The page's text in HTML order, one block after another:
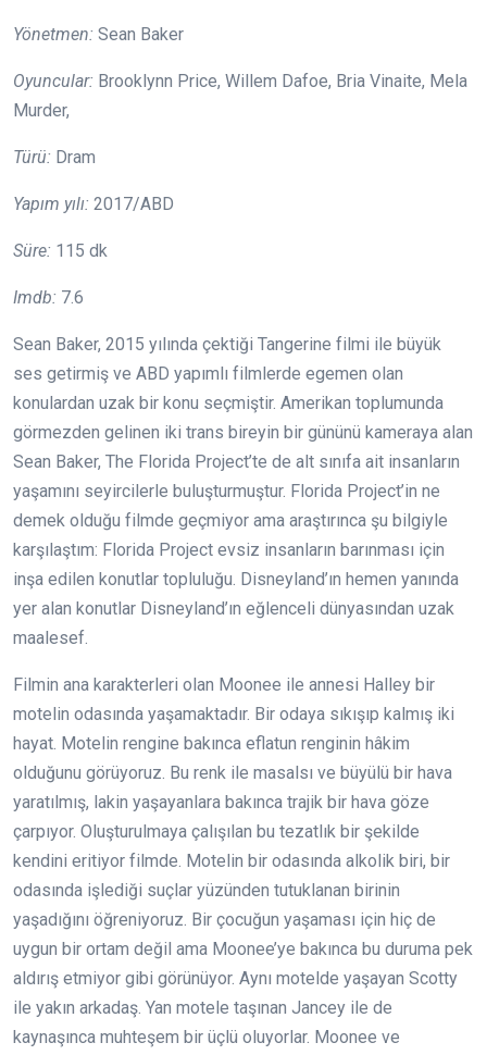
Yönetmen: Sean Baker
Oyuncular: Brooklynn Price, Willem Dafoe, Bria Vinaite, Mela
Murder,
Türü: Dram
Yapım yılı: 2017/ABD
Süre: 115 dk
Imdb: 7.6
Sean Baker, 2015 yılında çektiği Tangerine filmi ile büyük
ses getirmiş ve ABD yapımlı filmlerde egemen olan
konulardan uzak bir konu seçmiştir. Amerikan toplumunda
görmezden gelinen iki trans bireyin bir gününü kameraya alan
Sean Baker, The Florida Project’te de alt sınıfa ait insanların
yaşamını seyircilerle buluşturmuştur. Florida Project’in ne
demek olduğu filmde geçmiyor ama araştırınca şu bilgiyle
karşılaştım: Florida Project evsiz insanların barınması için
inşa edilen konutlar topluluğu. Disneyland’ın hemen yanında
yer alan konutlar Disneyland’ın eğlenceli dünyasından uzak
maalesef.
Filmin ana karakterleri olan Moonee ile annesi Halley bir
motelin odasında yaşamaktadır. Bir odaya sıkışıp kalmış iki
hayat. Motelin rengine bakınca eflatun renginin hâkim
olduğunu görüyoruz. Bu renk ile masalsı ve büyülü bir hava
yaratılmış, lakin yaşayanlara bakınca trajik bir hava göze
çarpıyor. Oluşturulmaya çalışılan bu tezatlık bir şekilde
kendini eritiyor filmde. Motelin bir odasında alkolik biri, bir
odasında işlediği suçlar yüzünden tutuklanan birinin
yaşadığını öğreniyoruz. Bir çocuğun yaşaması için hiç de
uygun bir ortam değil ama Moonee’ye bakınca bu duruma pek
aldırış etmiyor gibi görünüyor. Aynı motelde yaşayan Scotty
ile yakın arkadaş. Yan motele taşınan Jancey ile de
kaynaşınca muhteşem bir üçlü oluyorlar. Moonee ve